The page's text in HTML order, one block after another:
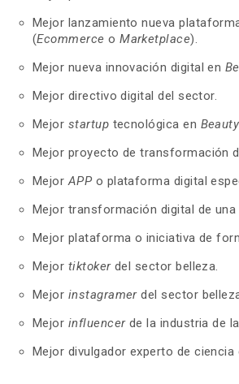
Mejor lanzamiento nueva
(EcommerceoMarketplace).
Mejor nueva innovación digital en
Mejor directivo digital del sector.
Mejor startup tecnológica en Beauty
Mejor proyecto de transformación
MejorAPP o plataforma digital
Mejor transformación digital de
Mejor plataforma o iniciativa de
Mejor tiktokerdel sector belleza.
Mejor instagramerdel sector
Mejor influencer de la industria de
Mejor divulgador experto de